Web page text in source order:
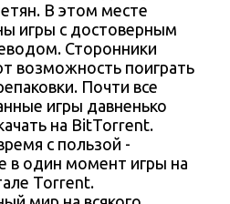
В этом месте
игры с достоверным
Сторонники
возможность поиграть
Почти все
игры давненько
на BitTorrent.
с пользой -
в один момент игры на
Torrent.